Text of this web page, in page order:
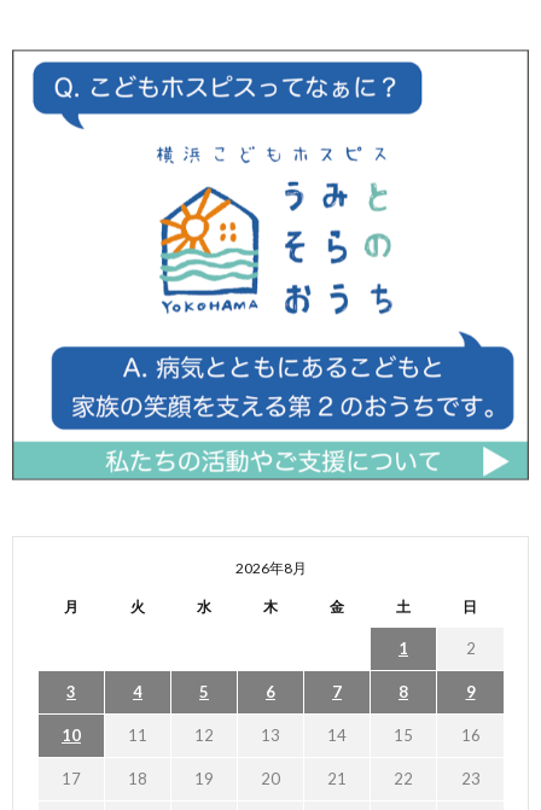
2026年8月
月 火 水 木 金 土 日
1 2
3 4 5 6 7 8 9
10 11 12 13 14 15 16
17 18 19 20 21 22 23